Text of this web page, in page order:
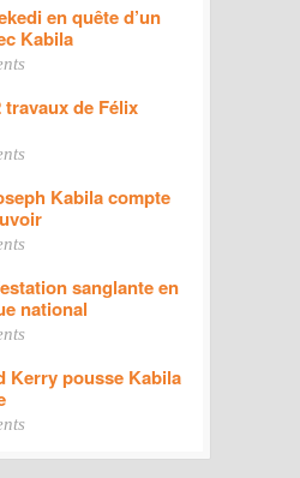
en quête d’un
Kabila
travaux de Félix
Kabila compte
sanglante en
national
Kerry pousse Kabila